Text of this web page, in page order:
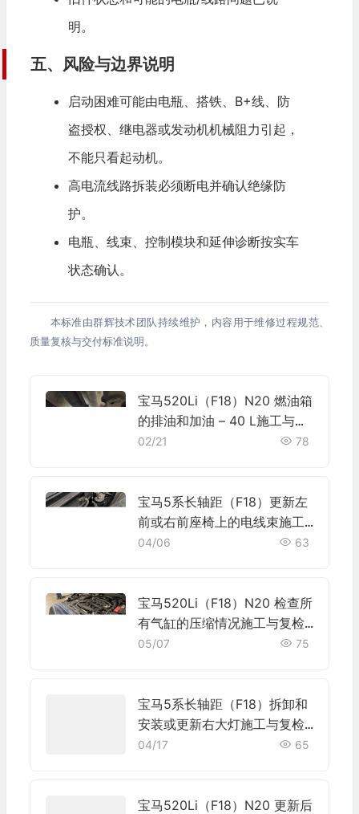
明。
五、风险与边界说明
启动困难可能由电瓶、搭铁、B+线、防
盗授权、继电器或发动机机械阻力引起，
不能只看起动机。
高电流线路拆装必须断电并确认绝缘防
护。
电瓶、线束、控制模块和延伸诊断按实车
状态确认。
本标准由群辉技术团队持续维护，内容用于维修过程规范、
质量复核与交付标准说明。
宝马520Li（F18）N20 燃油箱
的排油和加油 – 40 L施工与复
检标准
02/21 78
宝马5系长轴距（F18）更新左
前或右前座椅上的电线束施工
与复检标准
04/06 63
宝马520Li（F18）N20 检查所
有气缸的压缩情况施工与复检
标准
05/07 75
宝马5系长轴距（F18）拆卸和
安装或更新右大灯施工与复检
标准
04/17 65
宝马520Li（F18）N20 更新后